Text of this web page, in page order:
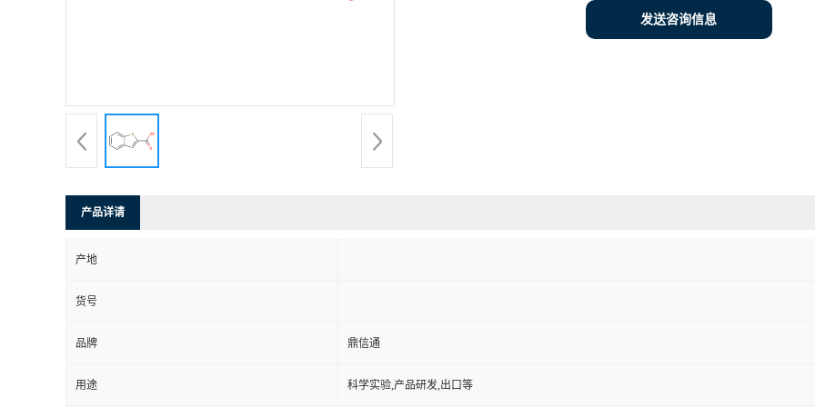
发送咨询信息
产品详请
产地
货号
品牌 鼎信通
用途 科学实验,产品研发,出口等